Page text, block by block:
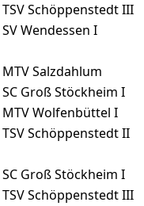
TSV Schöppenstedt III
SV Wendessen I
MTV Salzdahlum
SC Groß Stöckheim I
MTV Wolfenbüttel I
TSV Schöppenstedt II
SC Groß Stöckheim I
TSV Schöppenstedt III